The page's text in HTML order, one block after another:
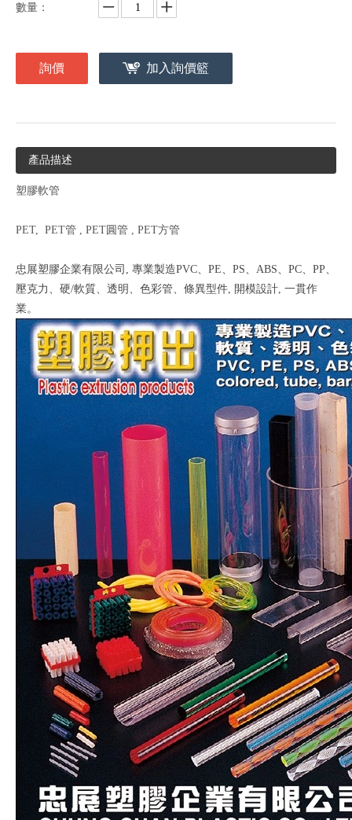
數量：
詢價 加入詢價籃
產品描述
塑膠軟管
PET, PET管 , PET圓管 , PET方管
忠展塑膠企業有限公司, 專業製造PVC、PE、PS、ABS、PC、PP、
壓克力、硬/軟質、透明、色彩管、條異型件, 開模設計, 一貫作
業。